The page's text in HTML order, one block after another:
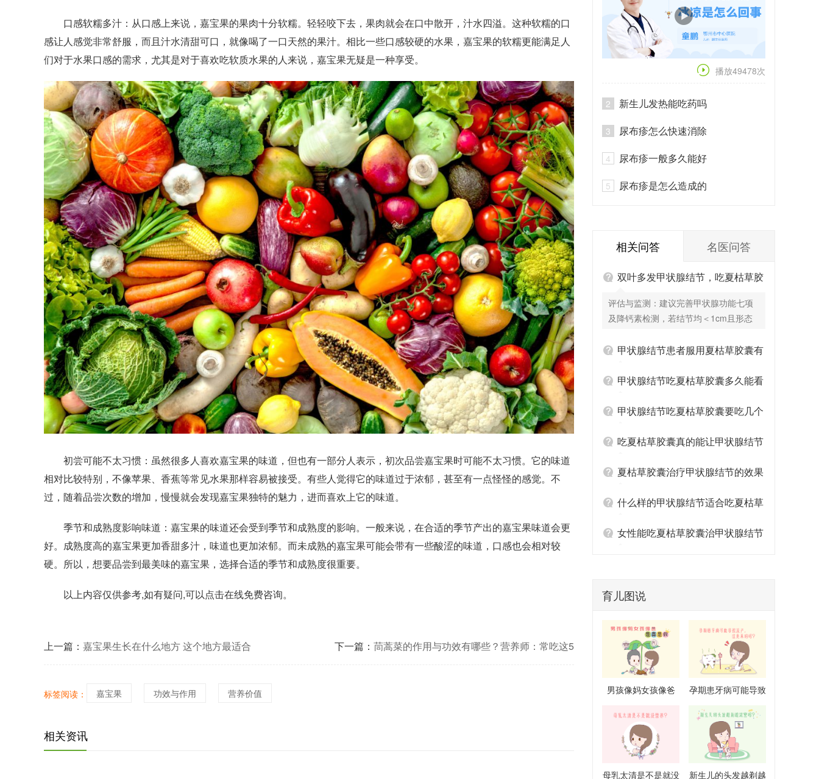
口感软糯多汁：从口感上来说，嘉宝果的果肉十分软糯。轻轻咬下去，果肉就会在口中散开，汁水四溢。这种软糯的口
感让人感觉非常舒服，而且汁水清甜可口，就像喝了一口天然的果汁。相比一些口感较硬的水果，嘉宝果的软糯更能满足人
们对于水果口感的需求，尤其是对于喜欢吃软质水果的人来说，嘉宝果无疑是一种享受。
初尝可能不太习惯：虽然很多人喜欢嘉宝果的味道，但也有一部分人表示，初次品尝嘉宝果时可能不太习惯。它的味道
相对比较特别，不像苹果、香蕉等常见水果那样容易被接受。有些人觉得它的味道过于浓郁，甚至有一点怪怪的感觉。不
过，随着品尝次数的增加，慢慢就会发现嘉宝果独特的魅力，进而喜欢上它的味道。
季节和成熟度影响味道：嘉宝果的味道还会受到季节和成熟度的影响。一般来说，在合适的季节产出的嘉宝果味道会更
好。成熟度高的嘉宝果更加香甜多汁，味道也更加浓郁。而未成熟的嘉宝果可能会带有一些酸涩的味道，口感也会相对较
硬。所以，想要品尝到最美味的嘉宝果，选择合适的季节和成熟度很重要。
以上内容仅供参考,如有疑问,可以点击在线免费咨询。
上一篇： 嘉宝果生长在什么地方 这个地方最适合 下一篇： 茼蒿菜的作用与功效有哪些？营养师：常吃这5
标签阅读： 嘉宝果 功效与作用 营养价值
相关资讯
播放49478次
2 新生儿发热能吃药吗
3 尿布疹怎么快速消除
4 尿布疹一般多久能好
5 尿布疹是怎么造成的
相关问答 名医问答
双叶多发甲状腺结节，吃夏枯草胶
囊有辅助效果吗？
评估与监测：建议完善甲状腺功能七项
及降钙素检测，若结节均＜1cm且形态
察，无需过度干预。 夏枯草胶囊的应用
怒、口苦、颈部灼热感），夏枯草胶囊
显示，夏枯草胶囊联合生活方式调整，
服用期间忌食辛辣油腻，疗程建议3个月
可与西药如硒酵母片（调节甲状腺免
者）配合使用，但需遵医嘱错开服药时
他散结类中成药叠加服用，以免药效冲
切勿依赖单一药物调理。
甲状腺结节患者服用夏枯草胶囊有
哪些禁忌
甲状腺结节吃夏枯草胶囊多久能看
到结节缩小
甲状腺结节吃夏枯草胶囊要吃几个
疗程吃夏枯草胶囊真的能让甲状腺结节
变小吗夏枯草胶囊治疗甲状腺结节的效果
怎么样什么样的甲状腺结节适合吃夏枯草
胶囊女性能吃夏枯草胶囊治甲状腺结节
育儿图说
男孩像妈女孩像爸
孕期患牙病可能导致
流产是真的吗
母乳太清是不是就没
新生儿的头发越剃越